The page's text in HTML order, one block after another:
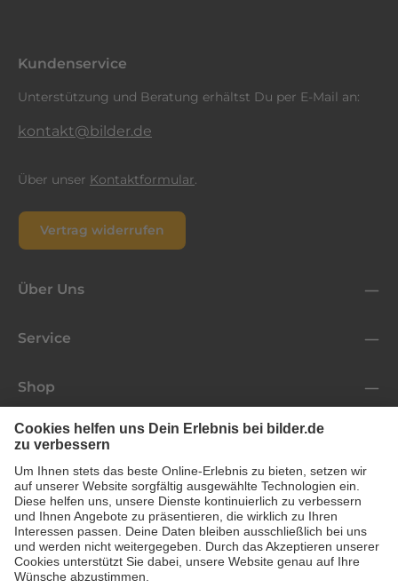
Kundenservice
Unterstützung und Beratung erhältst Du per E-Mail an:
kontakt@bilder.de
Über unser Kontaktformular.
Vertrag widerrufen
Über Uns
Service
Shop
Folge uns